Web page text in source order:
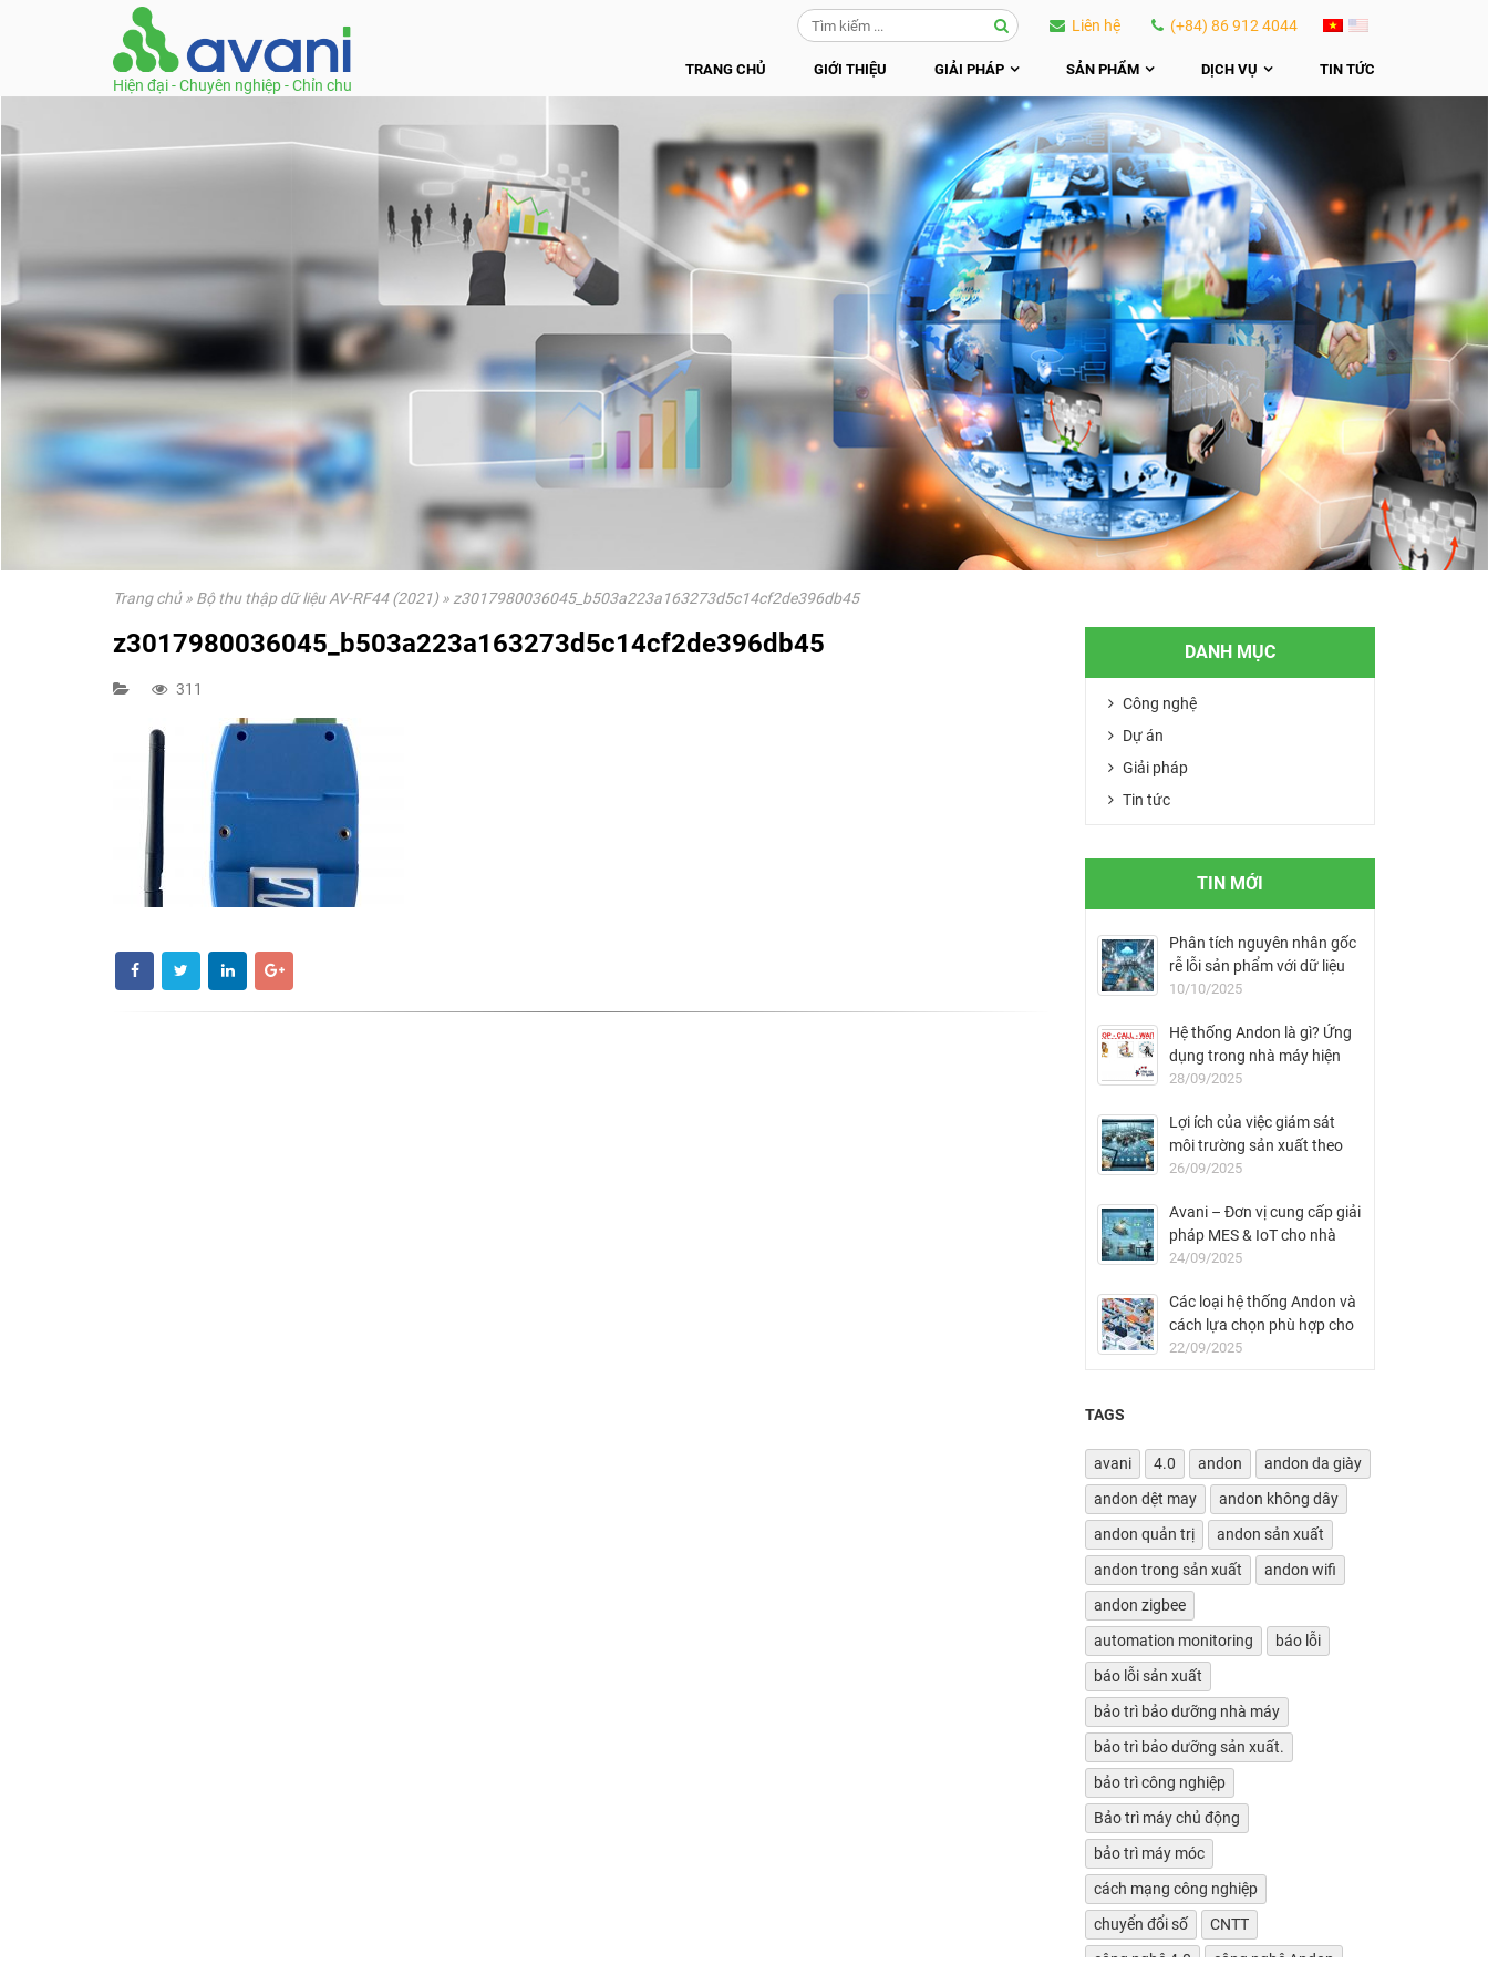
Hiện đại - Chuyên nghiệp - Chỉn chu
Liên hệ (+84) 86 912 4044
TRANG CHỦ GIỚI THIỆU GIẢI PHÁP SẢN PHẨM DỊCH VỤ TIN TỨC
Trang chủ» Bộ thu thập dữ liệu AV-RF44 (2021) » z3017980036045_b503a223a163273d5c14cf2de396db45
z3017980036045_b503a223a163273d5c14cf2de396db45
311
DANH MỤC
Công nghệ
Dự án
Giải pháp
Tin tức
TIN MỚI
Phân tích nguyên nhân gốc
rễ lỗi sản phẩm với dữ liệu
MES
10/10/2025
Hệ thống Andon là gì? Ứng
dụng trong nhà máy hiện
đại
28/09/2025
Lợi ích của việc giám sát
môi trường sản xuất theo
thời gian thực
26/09/2025
Avani – Đơn vị cung cấp giải
pháp MES & IoT cho nhà
máy FDI tại Việt Nam
24/09/2025
Các loại hệ thống Andon và
cách lựa chọn phù hợp cho
nhà máy
22/09/2025
TAGS
avani 4.0 andon
andon da giày
andon dệt may
andon không dây
andon quản trị
andon sản xuất
andon trong sản xuất
andon wifi
andon zigbee
automation monitoring
báo lỗi
báo lỗi sản xuất
bảo trì bảo dưỡng nhà máy
bảo trì bảo dưỡng sản xuất.
bảo trì công nghiệp
Bảo trì máy chủ động
bảo trì máy móc
cách mạng công nghiệp
chuyển đổi số
CNTT
công nghệ 4.0
công nghệ Andon